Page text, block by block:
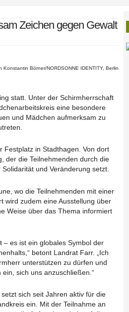
Zeichen gegen Gewalt
Konstantin Börner/NORDSONNE IDENTITY, Berlin
statt. Unter der Schirmherrschaft
eine besondere
und Mädchen aufmerksam zu
Festplatz in Stadthagen. Von dort
der die Teilnehmenden durch die
und Veränderung setzt.
wo die Teilnehmenden mit einer
wird zudem eine Ausstellung über
Weise über das Thema informiert
– es ist ein globales Symbol der
betont Landrat Farr. „Ich
unterstützen zu dürfen und
sich uns anzuschließen.“
sich seit Jahren aktiv für die
ein. Mit der Teilnahme an